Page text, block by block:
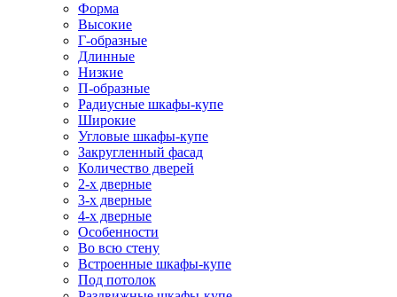
Форма
Высокие
Г-образные
Длинные
Низкие
П-образные
Радиусные шкафы-купе
Широкие
Угловые шкафы-купе
Закругленный фасад
Количество дверей
2-х дверные
3-х дверные
4-х дверные
Особенности
Во всю стену
Встроенные шкафы-купе
Под потолок